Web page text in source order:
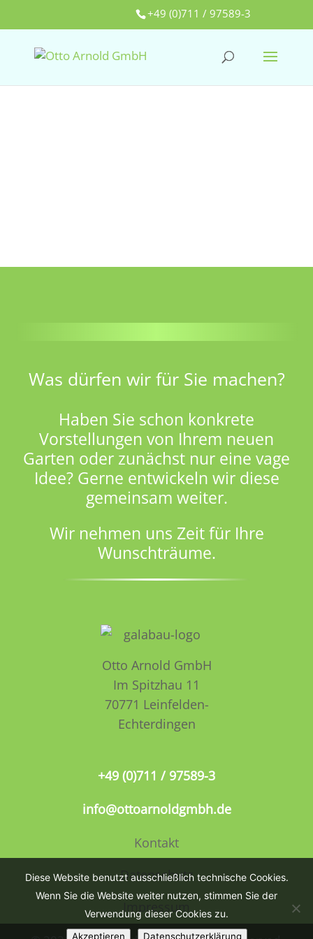
+49 (0)711 / 97589-3
Was dürfen wir für Sie machen?
Haben Sie schon konkrete
Vorstellungen von Ihrem neuen
Garten oder zunächst nur eine vage
Idee? Gerne entwickeln wir diese
gemeinsam weiter.
Wir nehmen uns Zeit für Ihre
Wunschträume.
Otto Arnold GmbH
Im Spitzhau 11
70771 Leinfelden­­
Echterdingen
+49 (0)711 / 97589-3
info@ottoarnoldgmbh.de
Kontakt
Datenschutz
Impressum
Diese Website benutzt ausschließlich technische Cookies.
Wenn Sie die Website weiter nutzen, stimmen Sie der
Verwendung dieser Cookies zu.
Akzeptieren Datenschutzerklärung